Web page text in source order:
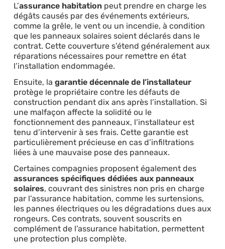
L’assurance habitationpeut prendre en charge les
dégâts causés par des événements extérieurs,
comme la grêle, le vent ou un incendie, à condition
que les panneaux solaires soient déclarés dans le
contrat. Cette couverture s’étend généralement aux
réparations nécessaires pour remettre en état
l’installation endommagée.
Ensuite, la garantie décennale de l’installateur
protège le propriétaire contre les défauts de
construction pendant dix ans après l’installation. Si
une malfaçon affecte la solidité ou le
fonctionnement des panneaux, l’installateur est
tenu d’intervenir à ses frais. Cette garantie est
particulièrement précieuse en cas d’infiltrations
liées à une mauvaise pose des panneaux.
Certaines compagnies proposent également des
assurances spécifiques dédiées aux panneaux
solaires, couvrant des sinistres non pris en charge
par l’assurance habitation, comme les surtensions,
les pannes électriques ou les dégradations dues aux
rongeurs. Ces contrats, souvent souscrits en
complément de l’assurance habitation, permettent
une protection plus complète.